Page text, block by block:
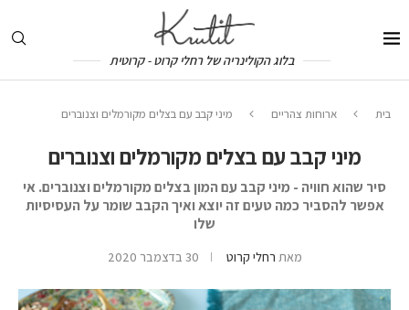
בלוג הקולינריה של רחלי קרוט - קרוטית
בית ארוחות צהריים מיני קבב עם בצלים מקורמלים וצנוברים
מיני קבב עם בצלים מקורמלים וצנוברים
סיר שהוא חוויה - מיני קבב עם המון בצלים מקורמלים וצנוברים. אי
אפשר להסביר כמה טעים זה יוצא ואיך הקבב שומר על העסיסיות
שלו
מאת רחלי קרוט 30 בדצמבר 2020